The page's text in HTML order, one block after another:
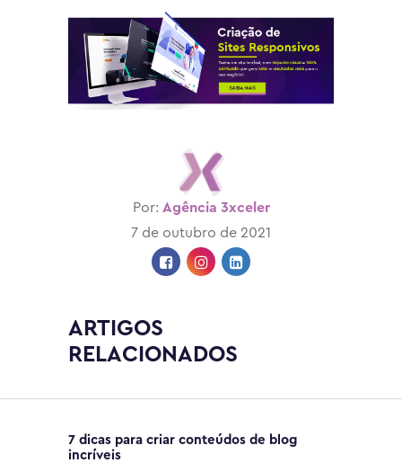
Por: Agência 3xceler
7 de outubro de 2021
ARTIGOS
RELACIONADOS
7 dicas para criar conteúdos de blog
incríveis